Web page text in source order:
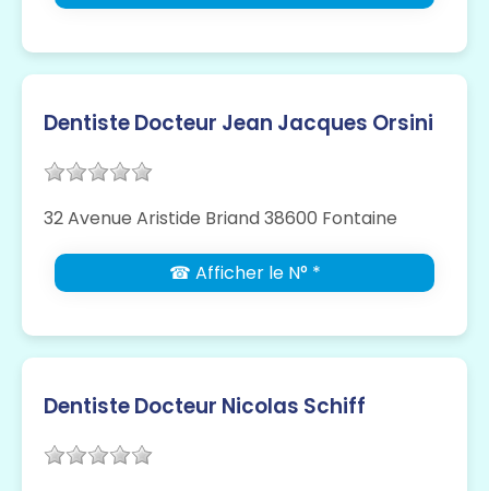
Dentiste Docteur Jean Jacques Orsini
32 Avenue Aristide Briand 38600 Fontaine
☎ Afficher le N° *
Dentiste Docteur Nicolas Schiff